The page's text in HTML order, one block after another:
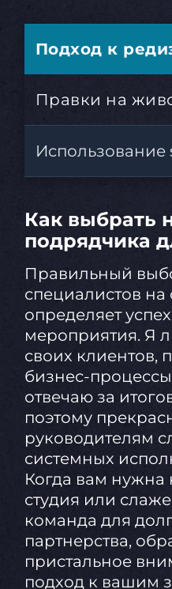
Подход к
Правки на
Как выбрать
подрядчика
Правильный
специалистов на
определяет
мероприятия. Я
своих клиентов,
бизнес-
отвечаю за
поэтому
руководителям
системных
Когда вам нужна
студия или
команда для
партнерства,
пристальное
подход к вашим